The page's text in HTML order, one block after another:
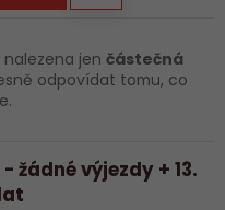
jen částečná
odpovídat tomu, co
žádné výjezdy + 13.